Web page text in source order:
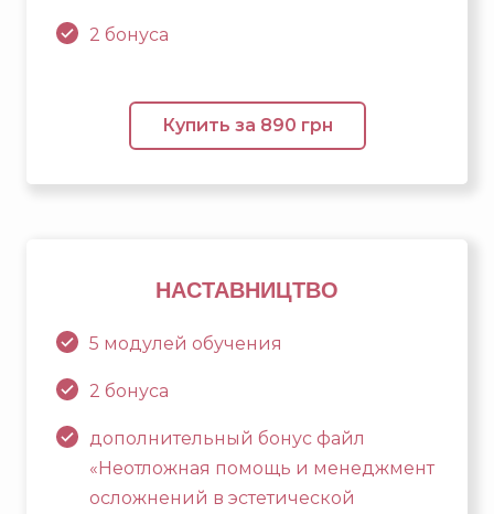
2 бонуса
Купить за 890 грн
НАСТАВНИЦТВО
5 модулей обучения
2 бонуса
дополнительный бонус файл
«Неотложная помощь и менеджмент
осложнений в эстетической